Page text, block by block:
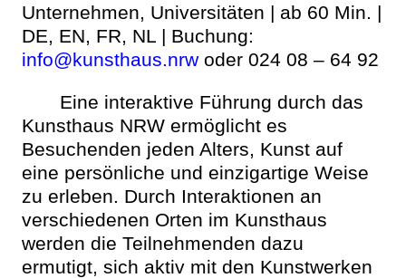
Unternehmen, Universitäten | ab 60 Min. |
DE, EN, FR, NL | Buchung:
info@kunsthaus.nrw oder 024 08 – 64 92
Eine interaktive Führung durch das
Kunsthaus NRW ermöglicht es
Besuchenden jeden Alters, Kunst auf
eine persönliche und einzigartige Weise
zu erleben. Durch Interaktionen an
verschiedenen Orten im Kunsthaus
werden die Teilnehmenden dazu
ermutigt, sich aktiv mit den Kunstwerken